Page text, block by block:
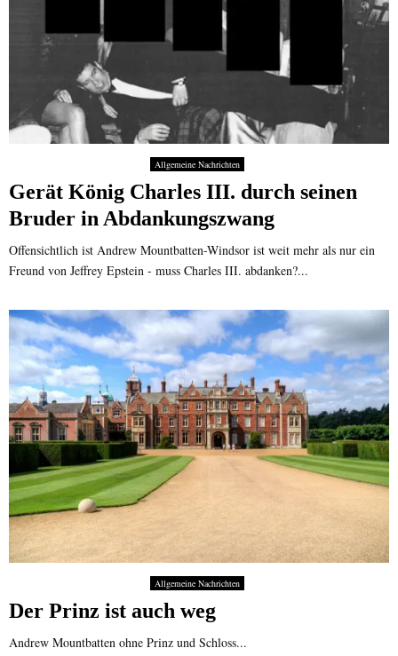
Allgemeine Nachrichten
Gerät König Charles III. durch seinen
Bruder in Abdankungszwang
Offensichtlich ist Andrew Mountbatten-Windsor ist weit mehr als nur ein
Freund von Jeffrey Epstein - muss Charles III. abdanken?...
Allgemeine Nachrichten
Der Prinz ist auch weg
Andrew Mountbatten ohne Prinz und Schloss...